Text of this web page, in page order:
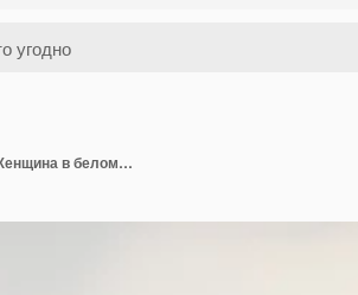
Мама с дочкой. Семья в поле. Новорожденная девочка. Женщина в белом платье.